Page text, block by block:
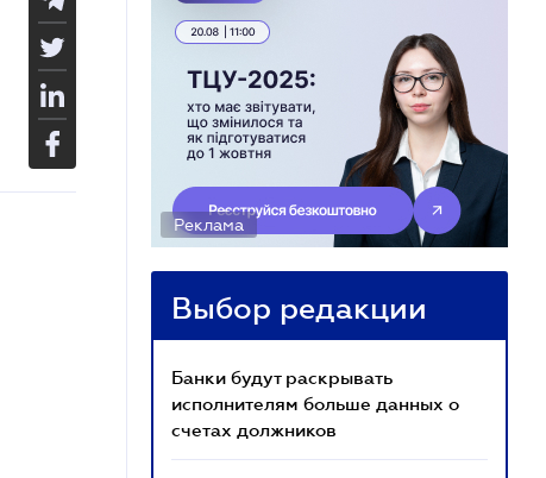
Реклама
Выбор редакции
Банки будут раскрывать
исполнителям больше данных о
счетах должников